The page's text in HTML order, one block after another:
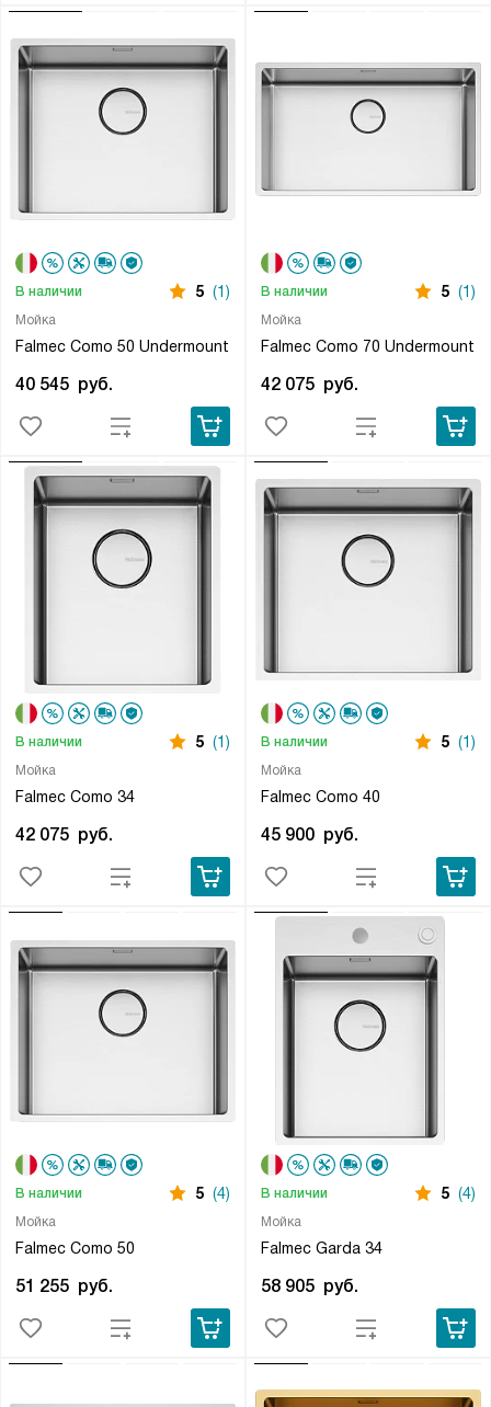
Мойка
Falmec Como 50 Undermount
В наличии 5 (1)
40 545 руб.
Мойка
Falmec Como 70 Undermount
В наличии 5 (1)
42 075 руб.
Мойка
Falmec Como 34
В наличии 5 (1)
42 075 руб.
Мойка
Falmec Como 40
В наличии 5 (1)
45 900 руб.
Мойка
Falmec Como 50
В наличии 5 (4)
51 255 руб.
Мойка
Falmec Garda 34
В наличии 5 (4)
58 905 руб.